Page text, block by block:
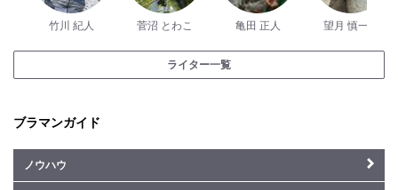
竹川 紀人 菅沼 とわこ 亀田 正人 望月 慎一郎
ライター一覧
ブラマンガイド
ノウハウ